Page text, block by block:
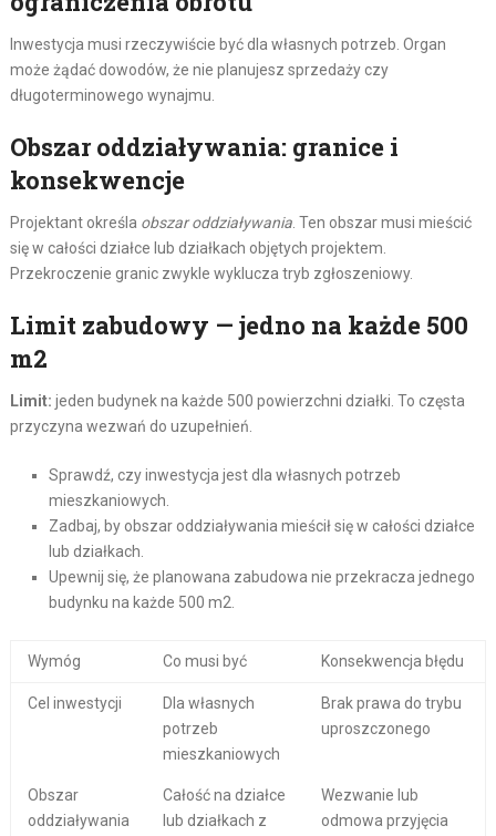
Inwestycja musi rzeczywiście być dla własnych potrzeb. Organ
może żądać dowodów, że nie planujesz sprzedaży czy
długoterminowego wynajmu.
Obszar oddziaływania: granice i
konsekwencje
Projektant określa obszar oddziaływania. Ten obszar musi mieścić
się w całości działce lub działkach objętych projektem.
Przekroczenie granic zwykle wyklucza tryb zgłoszeniowy.
Limit zabudowy — jedno na każde 500
m2
Limit: jeden budynek na każde 500 powierzchni działki. To częsta
przyczyna wezwań do uzupełnień.
Sprawdź, czy inwestycja jest dla własnych potrzeb
mieszkaniowych.
Zadbaj, by obszar oddziaływania mieścił się w całości działce
lub działkach.
Upewnij się, że planowana zabudowa nie przekracza jednego
budynku na każde 500 m2.
Wymóg Co musi być Konsekwencja błędu
Cel inwestycji
Dla własnych
potrzeb
mieszkaniowych
Brak prawa do trybu
uproszczonego
Obszar
oddziaływania
Całość na działce
lub działkach z
Wezwanie lub
odmowa przyjęcia